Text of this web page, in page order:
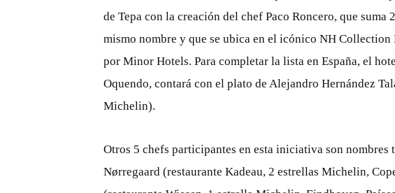
de Tepa con la creación del chef Paco Roncero, que
mismo nombre y que se ubica en el icónico NH
por Minor Hotels. Para completar la lista en España, el
Oquendo, contará con el plato de Alejandro Hernández
Michelin).
Otros 5 chefs participantes en esta iniciativa son
Nørregaard (restaurante Kadeau, 2 estrellas Michelin,